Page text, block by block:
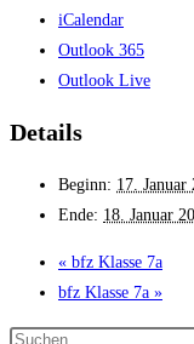
iCalendar
Outlook 365
Outlook Live
Details
Beginn: 17. Januar
Ende: 18. Januar
« bfz Klasse 7a
bfz Klasse 7a »